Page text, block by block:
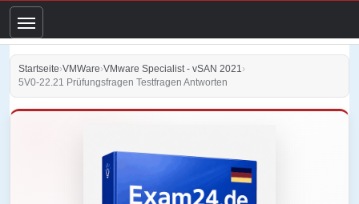
Startseite›VMWare›VMware Specialist - vSAN 2021›
5V0-22.21 Prüfungsfragen Testfragen Antworten